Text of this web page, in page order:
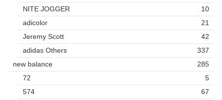
NITE JOGGER
10
adicolor
21
Jeremy Scott
42
adidas Others
337
new balance
285
72
5
574
67